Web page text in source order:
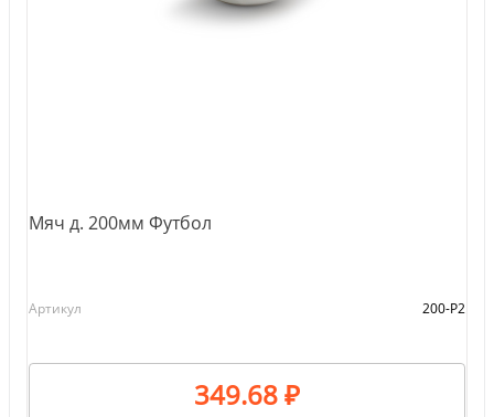
Мяч д. 200мм Футбол
Артикул 200-Р2
349.68 ₽